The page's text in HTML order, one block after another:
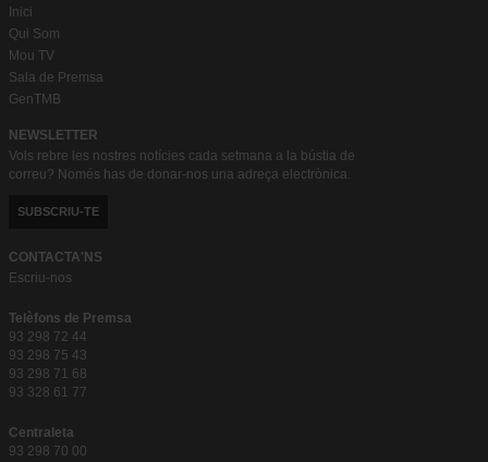
Inici
Qui Som
Mou TV
Sala de Premsa
GenTMB
NEWSLETTER
Vols rebre les nostres notícies cada setmana a la bústia de
correu? Només has de donar-nos una adreça electrònica.
SUBSCRIU-TE
CONTACTA'NS
Escriu-nos
Telèfons de Premsa
93 298 72 44
93 298 75 43
93 298 71 68
93 328 61 77
Centraleta
93 298 70 00